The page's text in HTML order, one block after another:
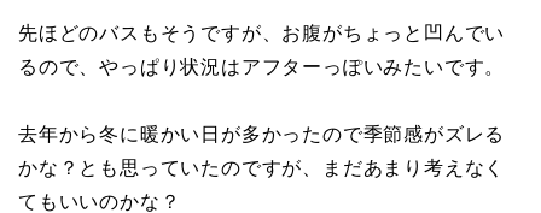
先ほどのバスもそうですが、お腹がちょっと凹んでい
るので、やっぱり状況はアフターっぽいみたいです。
去年から冬に暖かい日が多かったので季節感がズレる
かな？とも思っていたのですが、まだあまり考えなく
てもいいのかな？